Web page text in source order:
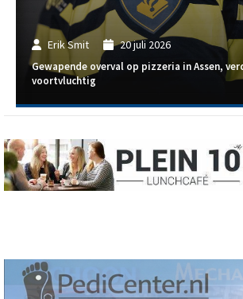
Erik Smit 20 juli 2026
Gewapende overval op pizzeria in Assen,
voortvluchtig